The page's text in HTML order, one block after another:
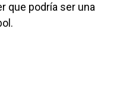
que podría ser una